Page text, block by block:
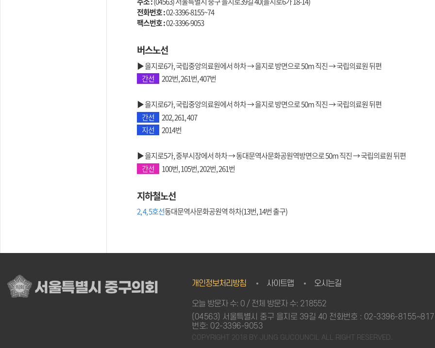
전화번호 :02-3396-8155~74
팩스번호 :02-3396-9053
버스노선
▶ 을지로6가, 국립중앙의료원에서 하차 → 을지로 방면으로 50m 직진 → 국립의료원 뒤편
간선
202번, 261번, 407번
▶ 을지로6가, 국립중앙의료원에서 하차 → 을지로 방면으로 50m 직진 → 국립의료원 뒤편
간선
202, 261, 407
지선
2014번
▶ 을지로5가, 중부시장에서 하차 → 동대문역사문화공원역방면으로 50m 직진 → 국립의료원 뒤편
간선
100번, 105번, 202번, 261번
지하철노선
2, 4, 5호선동대문역사문화공원역 하차(13번, 14번 출구)
서울특별시 중구의회 개인정보처리방침 사이트맵 오시는길
오늘 방문자 수: 0 / 전체 방문자 수: 218552
(04563) 서울특별시 중구 을지로 39길 40 전화번호 : 02-3396-
번호: 02-3396-9053
COPYRIGHT 2018 BY JUNG GUCOUNCIL ALL RIGHT RESERVED.